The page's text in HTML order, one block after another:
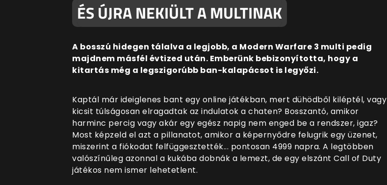
ÉS ÚJRA NEKIÜLT A MULTINAK
A bosszú hidegen tálalva a legjobb, a Modern Warfare 3 multi pedig
majdnem másfél évtized után. Emberünk bebizonyította, hogy a
kitartás még a legszigorúbb ban-kalapácsot is legyőzi.
Kaptál már ideiglenes bant egy online játékban, mert dühödből kiléptél, vagy
kicsit túlságosan elragadtak az indulatok a chaten? Bosszantó, amikor
harminc percig vagy akár egy egész napig nem enged be a rendszer, igaz?
Most képzeld el azt a pillanatot, amikor a képernyődre felugrik egy üzenet,
miszerint a fiókodat felfüggesztették... pontosan 4999 napra. A legtöbben
valószínűleg azonnal a kukába dobnák a lemezt, de egy elszánt Call of Duty
játékos nem ismer lehetetlent.